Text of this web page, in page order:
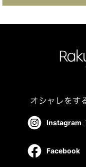
Instagram
Facebook